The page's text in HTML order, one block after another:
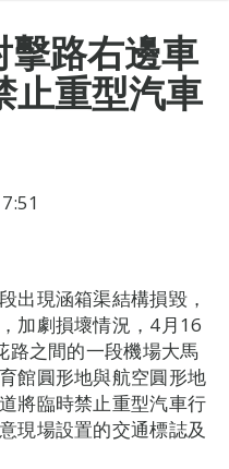
路右邊車
止重型汽車
出現涵箱渠結構損毀，
加劇損壞情況，4月16
路之間的一段機場大馬
館圓形地與航空圓形地
將臨時禁止重型汽車行
現場設置的交通標誌及